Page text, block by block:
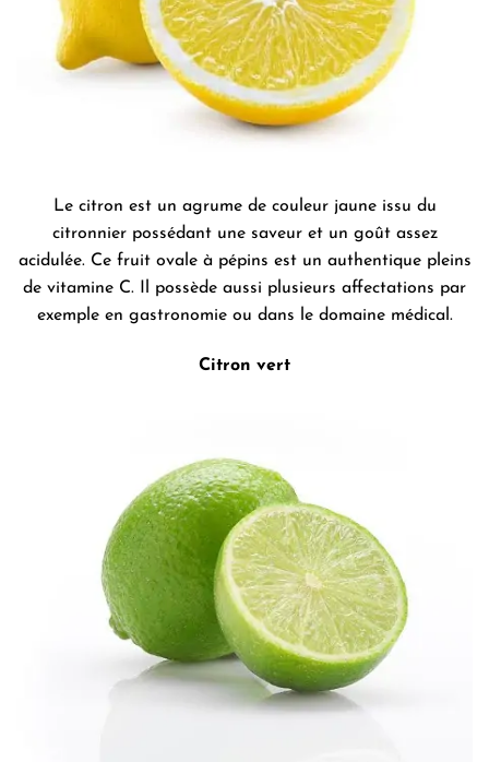
Le citron est un agrume de couleur jaune issu du
citronnier possédant une saveur et un goût assez
acidulée. Ce fruit ovale à pépins est un authentique pleins
de vitamine C. Il possède aussi plusieurs affectations par
exemple en gastronomie ou dans le domaine médical.
Citron vert